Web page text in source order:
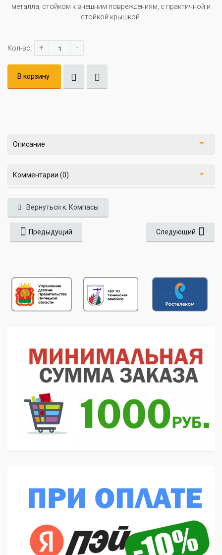
металла, стойком к внешним повреждениям, с практичной и
стойкой крышкой.
Кол-во: + -
В корзину
Описание
Комментарии (0)
Вернуться к: Компасы
Предыдущий Следующий